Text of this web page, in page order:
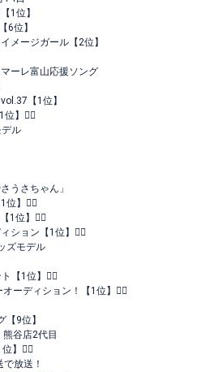
1位】
6位】
メージガール【2位】
ーレ富山応援ソング
【1位】
】❤️‍🔥
デル
うさちゃん」
位】❤️‍🔥
1位】❤️‍🔥
ション【1位】❤️‍🔥
ズモデル
【1位】❤️‍🔥
ーディション！【1位】❤️‍🔥
【9位】
熊谷店2代目
】❤️‍🔥
放送！